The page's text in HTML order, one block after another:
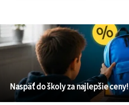
Naspäť do školy za najlepšie ceny!